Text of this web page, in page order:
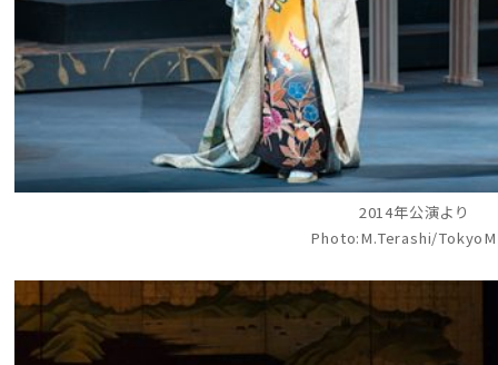
2014年公演より
Photo:M.Terashi/